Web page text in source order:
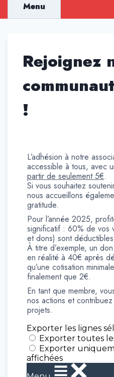
Menu
Rejoignez
!
L’adhésion à notre
accessible à tous, avec
partir de seulement 5€.
Si vous souhaitez
nous accueillons
gratitude.
Pour l’année 2025,
significatif : 60% de vos
et dons) sont
À titre d’exemple, un
en réalité à 40€ après
qu’une cotisation
finalement que 2€.
En tant que membre,
nos actions et
projets.